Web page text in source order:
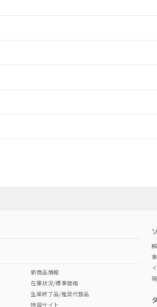
ダウンロード
Cr(VI)
新商品情報
在庫状況/標準価格
生産終了品/推奨代替品
特設サイト